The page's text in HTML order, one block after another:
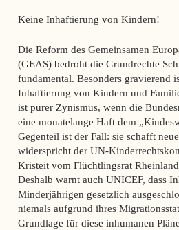
Keine Inhaftierung von Kindern!
Die Reform des Gemeinsamen
(GEAS) bedroht die Grundrechte
fundamental. Besonders gravierend
Inhaftierung von Kindern und
ist purer Zynismus, wenn die
eine monatelange Haft dem
Gegenteil ist der Fall: sie schafft
widerspricht der UN-
Kristeit vom Flüchtlingsrat
Deshalb warnt auch UNICEF, dass
Minderjährigen gesetzlich
niemals aufgrund ihres
Grundlage für diese inhumanen